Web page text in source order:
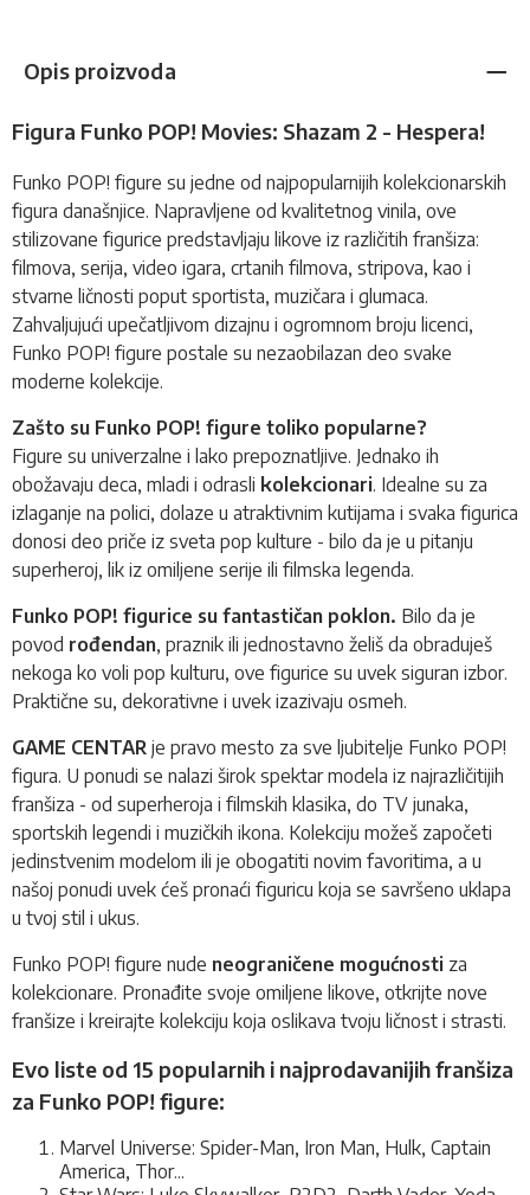
Opis proizvoda
Figura Funko POP! Movies: Shazam 2 - Hespera!
Funko POP! figure su jedne od najpopularnijih kolekcionarskih
figura današnjice. Napravljene od kvalitetnog vinila, ove
stilizovane figurice predstavljaju likove iz različitih franšiza:
filmova, serija, video igara, crtanih filmova, stripova, kao i
stvarne ličnosti poput sportista, muzičara i glumaca.
Zahvaljujući upečatljivom dizajnu i ogromnom broju licenci,
Funko POP! figure postale su nezaobilazan deo svake
moderne kolekcije.
Zašto su Funko POP! figure toliko popularne?
Figure su univerzalne i lako prepoznatljive. Jednako ih
obožavaju deca, mladi i odrasli kolekcionari. Idealne su za
izlaganje na polici, dolaze u atraktivnim kutijama i svaka figurica
donosi deo priče iz sveta pop kulture - bilo da je u pitanju
superheroj, lik iz omiljene serije ili filmska legenda.
Funko POP! figurice su fantastičan poklon. Bilo da je
povod rođendan, praznik ili jednostavno želiš da obraduješ
nekoga ko voli pop kulturu, ove figurice su uvek siguran izbor.
Praktične su, dekorativne i uvek izazivaju osmeh.
GAME CENTAR je pravo mesto za sve ljubitelje Funko POP!
figura. U ponudi se nalazi širok spektar modela iz najrazličitijih
franšiza - od superheroja i filmskih klasika, do TV junaka,
sportskih legendi i muzičkih ikona. Kolekciju možeš započeti
jedinstvenim modelom ili je obogatiti novim favoritima, a u
našoj ponudi uvek ćeš pronaći figuricu koja se savršeno uklapa
u tvoj stil i ukus.
Funko POP! figure nude neograničene mogućnosti za
kolekcionare. Pronađite svoje omiljene likove, otkrijte nove
franšize i kreirajte kolekciju koja oslikava tvoju ličnost i strasti.
Evo liste od 15 popularnih i najprodavanijih franšiza
za Funko POP! figure:
Marvel Universe: Spider-Man, Iron Man, Hulk, Captain
America, Thor...